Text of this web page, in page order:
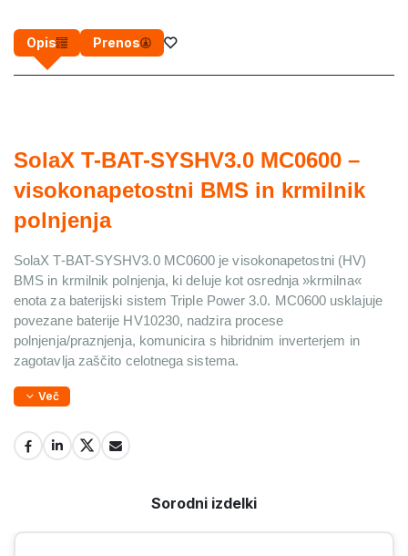
Opis Prenos
SolaX T-BAT-SYSHV3.0 MC0600 –
visokonapetostni BMS in krmilnik
polnjenja
SolaX T-BAT-SYSHV3.0 MC0600 je visokonapetostni (HV)
BMS in krmilnik polnjenja, ki deluje kot osrednja »krmilna«
enota za baterijski sistem Triple Power 3.0. MC0600 usklajuje
povezane baterije HV10230, nadzira procese
polnjenja/praznjenja, komunicira s hibridnim inverterjem in
zagotavlja zaščito celotnega sistema.
Več
Sorodni izdelki